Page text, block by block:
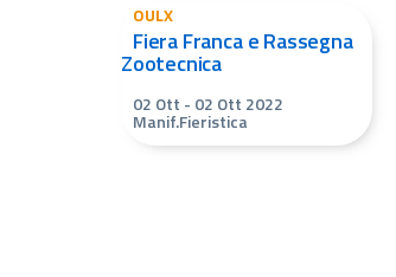
OULX
Fiera Franca e Rassegna
Zootecnica
02 Ott - 02 Ott 2022
Manif.Fieristica